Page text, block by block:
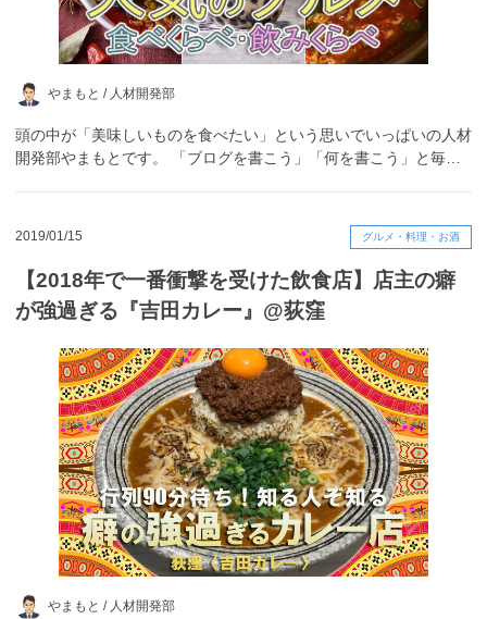
やまもと / 人材開発部
頭の中が「美味しいものを食べたい」という思いでいっぱいの人材
開発部やまもとです。 「ブログを書こう」「何を書こう」と毎…
2019/01/15 グルメ・料理・お酒
【2018年で一番衝撃を受けた飲食店】店主の癖
が強過ぎる『吉田カレー』@荻窪
やまもと / 人材開発部